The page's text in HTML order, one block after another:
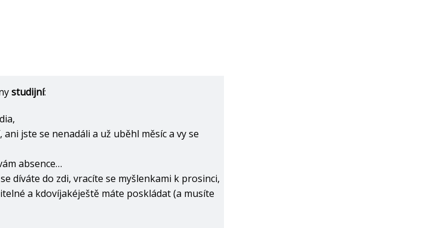
studijní:
jste se nenadáli a už uběhl měsíc a vy se
absence…
díváte do zdi, vracíte se myšlenkami k prosinci,
a kdovíjakéještě máte poskládat (a musíte